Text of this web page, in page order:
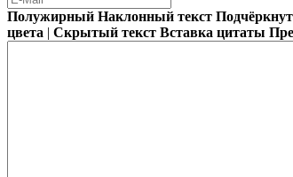
Полужирный Наклонный текст
цвета | Скрытый текст Вставка цитаты